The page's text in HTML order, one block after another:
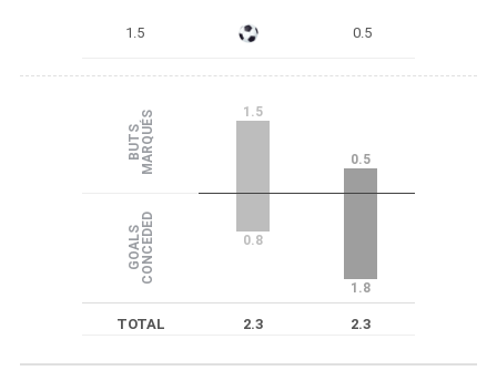
1.5 0.5
B
U
T
S
M
A
R
Q
U
ÉS 1.5
0.5
G
O
A
L
S
C
O
N
C
E
D
ED 0.8
1.8
TOTAL 2.3 2.3